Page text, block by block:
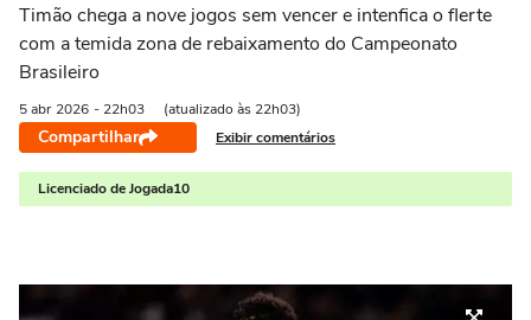
Timão chega a nove jogos sem vencer e intenfica o flerte
com a temida zona de rebaixamento do Campeonato
Brasileiro
5 abr 2026 - 22h03 (atualizado às 22h03)
Compartilhar Exibir comentários
Licenciado de Jogada10